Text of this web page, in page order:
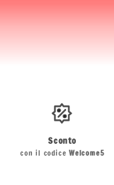
Sconto
con il codiceWelcome5